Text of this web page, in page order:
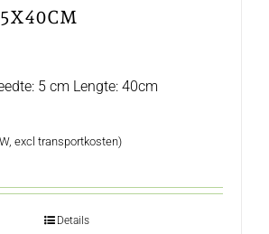
5 cm Lengte: 40cm
excl transportkosten)
Details